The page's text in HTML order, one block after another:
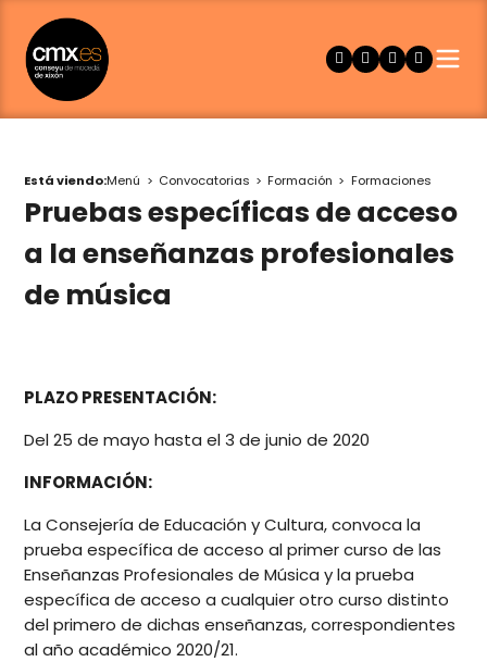
Está viendo:Menú Convocatorias Formación Formaciones
Pruebas específicas de acceso
a la enseñanzas profesionales
de música
PLAZO PRESENTACIÓN:
Del 25 de mayo hasta el 3 de junio de 2020
INFORMACIÓN:
La Consejería de Educación y Cultura, convoca la
prueba específica de acceso al primer curso de las
Enseñanzas Profesionales de Música y la prueba
específica de acceso a cualquier otro curso distinto
del primero de dichas enseñanzas, correspondientes
al año académico 2020/21.